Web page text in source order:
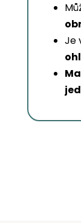
Je